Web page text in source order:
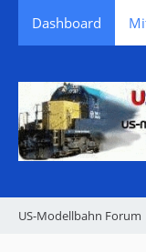
Dashboard
US-Modellbahn Forum